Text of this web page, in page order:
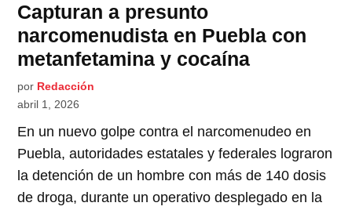
Capturan a presunto
narcomenudista en Puebla con
metanfetamina y cocaína
por Redacción
abril 1, 2026
En un nuevo golpe contra el narcomenudeo en
Puebla, autoridades estatales y federales lograron
la detención de un hombre con más de 140 dosis
de droga, durante un operativo desplegado en la